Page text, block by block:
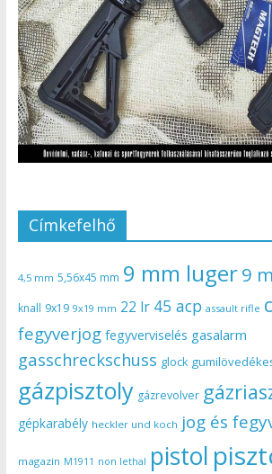
Címkefelhő
4,5 mm 5,56x45 mm 9 mm luger9
knall 9x19 9x19 mm 22 lr 45 acp assault rifle
fegyverjog fegyverviselés gasalarm
gasschreckschuss glock
gázpisztoly gázrevolver
gépkarabély heckler und koch jog és
magazin M1911 non lethal pistol